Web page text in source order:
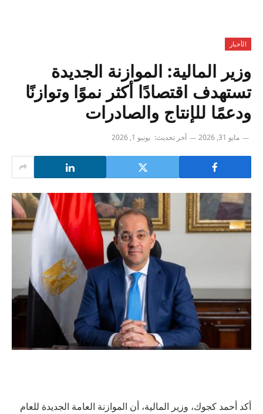
الأخبار
وزير المالية: الموازنة الجديدة
تستهدف اقتصادًا أكثر نموًا وتوازنًا
ودعمًا للإنتاج والصادرات
مايو 31, 2026 آخر تحديث: يونيو 1, 2026
أكد أحمد كجوك، وزير المالية، أن الموازنة العامة الجديدة للعام